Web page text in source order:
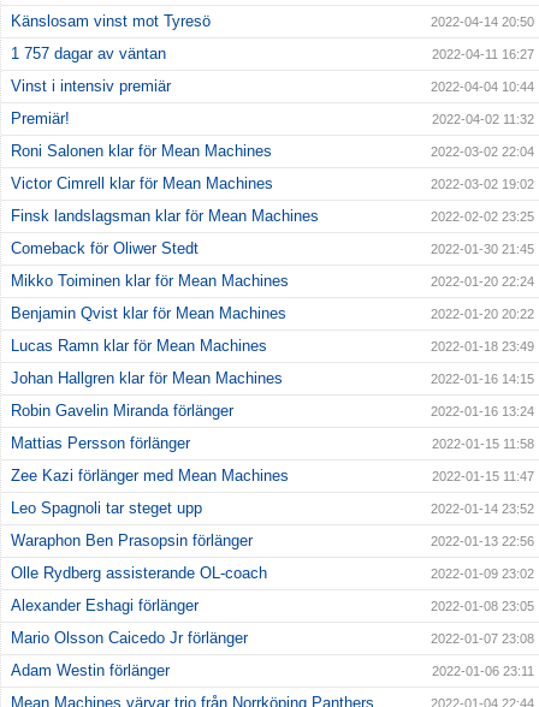
Känslosam vinst mot Tyresö 2022-04-14 20:50
1 757 dagar av väntan 2022-04-11 16:27
Vinst i intensiv premiär 2022-04-04 10:44
Premiär! 2022-04-02 11:32
Roni Salonen klar för Mean Machines 2022-03-02 22:04
Victor Cimrell klar för Mean Machines 2022-03-02 19:02
Finsk landslagsman klar för Mean Machines 2022-02-02 23:25
Comeback för Oliwer Stedt 2022-01-30 21:45
Mikko Toiminen klar för Mean Machines 2022-01-20 22:24
Benjamin Qvist klar för Mean Machines 2022-01-20 20:22
Lucas Ramn klar för Mean Machines 2022-01-18 23:49
Johan Hallgren klar för Mean Machines 2022-01-16 14:15
Robin Gavelin Miranda förlänger 2022-01-16 13:24
Mattias Persson förlänger 2022-01-15 11:58
Zee Kazi förlänger med Mean Machines 2022-01-15 11:47
Leo Spagnoli tar steget upp 2022-01-14 23:52
Waraphon Ben Prasopsin förlänger 2022-01-13 22:56
Olle Rydberg assisterande OL-coach 2022-01-09 23:02
Alexander Eshagi förlänger 2022-01-08 23:05
Mario Olsson Caicedo Jr förlänger 2022-01-07 23:08
Adam Westin förlänger 2022-01-06 23:11
Mean Machines värvar trio från Norrköping Panthers 2022-01-04 22:44